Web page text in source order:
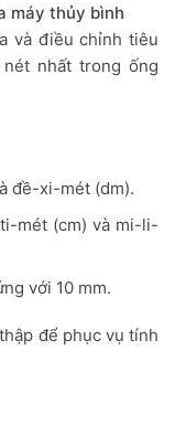
máy thủy bình
và điều chỉnh tiêu
nhất trong ống
đề-xi-mét (dm).
mét (cm) và mi-li-
với 10 mm.
để phục vụ tính